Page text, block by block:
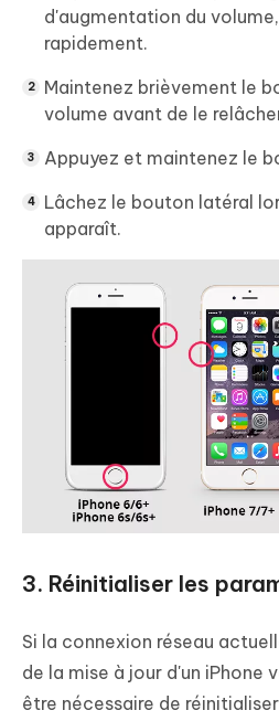
d'augmentation du
rapidement.
Maintenez brièvement le
volume avant de le
Appuyez et maintenez le
Lâchez le bouton latéral
apparaît.
3. Réinitialiser les
Si la connexion réseau
de la mise à jour d'un iPhone
être nécessaire de